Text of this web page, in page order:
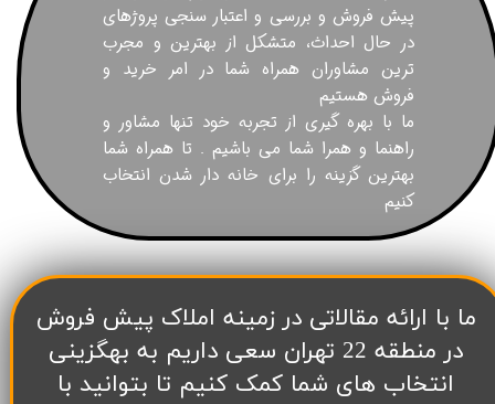
پیش فروش و بررسی و اعتبار سنجی پروژهای
در حال احداث، متشکل از بهترین و مجرب
ترین مشاوران همراه شما در امر خرید و
فروش هستیم
ما با بهره گیری از تجربه خود تنها مشاور و
راهنما و همرا شما می باشیم . تا همراه شما
بهترین گزینه را برای خانه دار شدن انتخاب
کنیم
​ما با ارائه مقالاتی در زمینه املاک پیش فروش
در منطقه 22 تهران سعی داریم به بهگزینی
انتخاب های شما کمک کنیم تا بتوانید با